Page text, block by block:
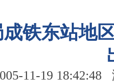
铁东站地
11-19